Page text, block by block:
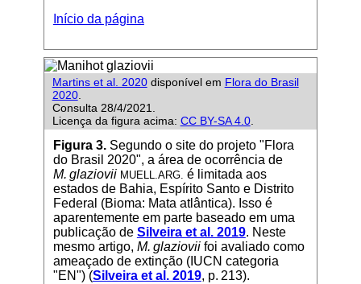
Início da página
Martins et al. 2020disponível em Flora do Brasil
2020.
Consulta 28/4/2021.
Licença da figura acima: CC BY-SA 4.0.
Figura 3.Segundo o site do projeto "Flora
do Brasil 2020", a área de ocorrência de
M. glaziovii MUELL.ARG. é limitada aos
estados de Bahia, Espírito Santo e Distrito
Federal (Bioma: Mata atlântica). Isso é
aparentemente em parte baseado em uma
publicação de Silveira et al. 2019. Neste
mesmo artigo, M. glazioviifoi avaliado como
ameaçado de extinção (IUCN categoria
"EN") (Silveira et al. 2019, p. 213).